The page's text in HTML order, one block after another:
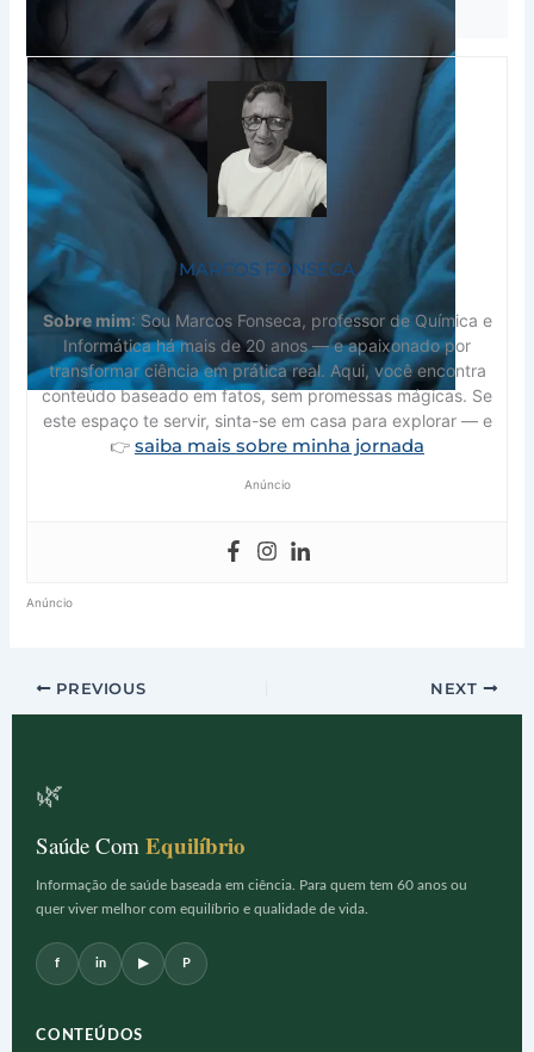
mudança no seu estilo de vida.
MARCOS FONSECA
Sobre mim: Sou Marcos Fonseca, professor de Química e
Informática há mais de 20 anos — e apaixonado por
transformar ciência em prática real. Aqui, você encontra
conteúdo baseado em fatos, sem promessas mágicas. Se
este espaço te servir, sinta-se em casa para explorar — e
👉 saiba mais sobre minha jornada
Anúncio
Anúncio
PREVIOUS NEXT
🌿
Saúde Com Equilíbrio
Informação de saúde baseada em ciência. Para quem tem 60 anos ou
quer viver melhor com equilíbrio e qualidade de vida.
f in ▶ P
CONTEÚDOS